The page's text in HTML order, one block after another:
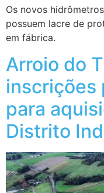
Os novos
possuem lacre de
em fábrica.
Arroio do
inscrições
para
Distrito